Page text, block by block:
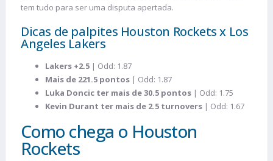
tem tudo para ser uma disputa apertada.
Dicas de palpites Houston Rockets x Los
Angeles Lakers
Lakers +2.5 | Odd: 1.87
Mais de 221.5 pontos | Odd: 1.87
Luka Doncic ter mais de 30.5 pontos | Odd: 1.75
Kevin Durant ter mais de 2.5 turnovers | Odd: 1.67
Como chega o Houston
Rockets